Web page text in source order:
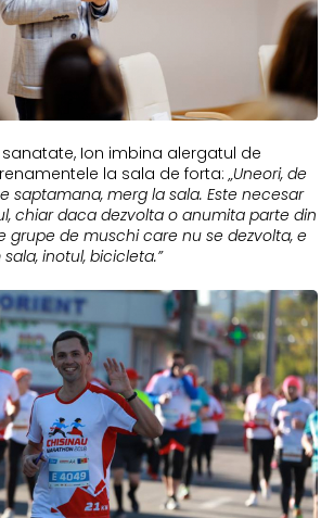
Ion imbina alergatul de
la sala de forta: „Uneori, de
saptamana, merg la sala. Este necesar
chiar daca dezvolta o anumita parte din
grupe de muschi care nu se dezvolta, e
inotul, bicicleta.”